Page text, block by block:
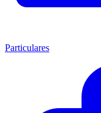
Particulares